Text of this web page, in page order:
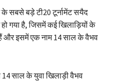
सबसे बड़े टी20 टूर्नामेंट सयैद
गया है, जिसमें कई खिलाड़ियों के
और इसमें एक नाम 14 साल के वैभव
साल के युवा खिलाड़ी वैभव